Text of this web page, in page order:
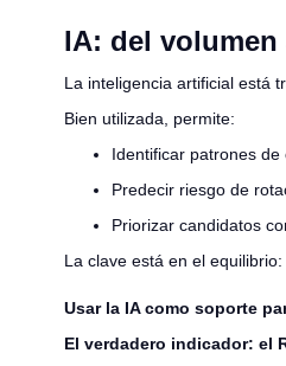
IA: del
La inteligencia artificial está
Bien utilizada, permite:
Identificar patrones
Predecir riesgo de
Priorizar candidatos
La clave está en el equilibrio:
Usar la IA como soporte
El verdadero indicador: el